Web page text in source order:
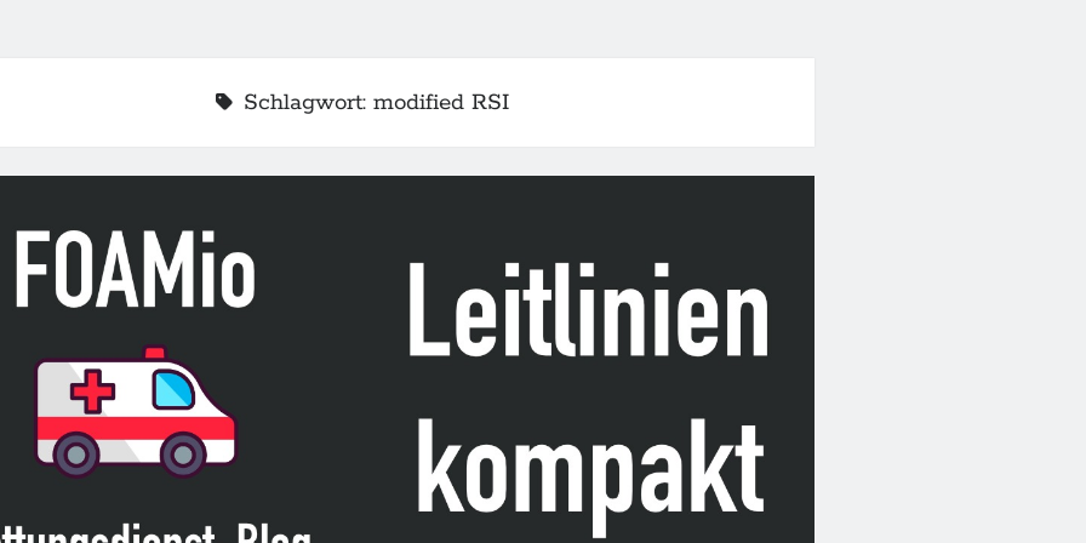
Schlagwort: modified RSI